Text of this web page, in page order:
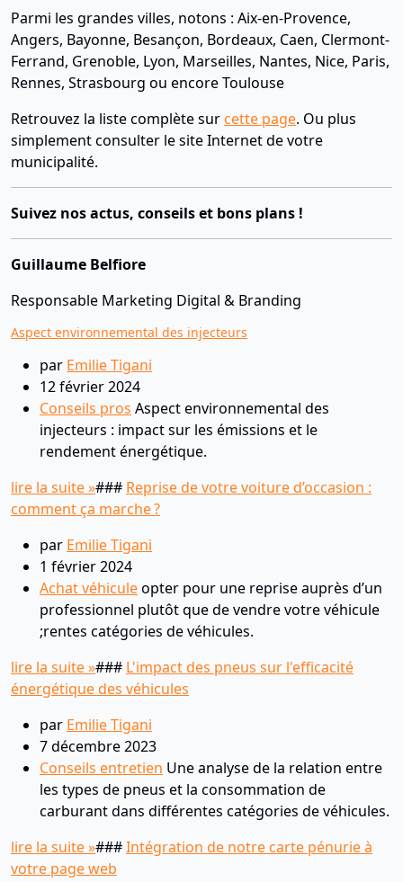
Parmi les grandes villes, notons : Aix-en-Provence,
Angers, Bayonne, Besançon, Bordeaux, Caen, Clermont-
Ferrand, Grenoble, Lyon, Marseilles, Nantes, Nice, Paris,
Rennes, Strasbourg ou encore Toulouse
Retrouvez la liste complète sur cette page. Ou plus
simplement consulter le site Internet de votre
municipalité.
Suivez nos actus, conseils et bons plans !
Guillaume Belfiore
Responsable Marketing Digital & Branding
Aspect environnemental des injecteurs
par Emilie Tigani
12 février 2024
Conseils pros Aspect environnemental des
injecteurs : impact sur les émissions et le
rendement énergétique.
lire la suite »### Reprise de votre voiture d’occasion :
comment ça marche ?
par Emilie Tigani
1 février 2024
Achat véhiculeopter pour une reprise auprès d’un
professionnel plutôt que de vendre votre véhicule
;rentes catégories de véhicules.
lire la suite »### L'impact des pneus sur l'efficacité
énergétique des véhicules
par Emilie Tigani
7 décembre 2023
Conseils entretien Une analyse de la relation entre
les types de pneus et la consommation de
carburant dans différentes catégories de véhicules.
lire la suite »###Intégration de notre carte pénurie à
votre page web